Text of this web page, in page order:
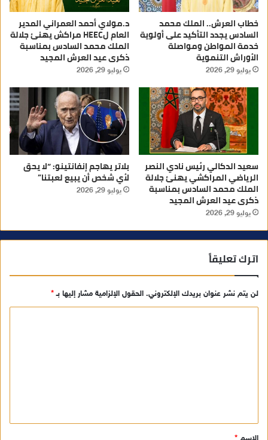
خطاب العرش.. الملك محمد
السادس يجدد التأكيد على أولوية
خدمة المواطن ومواصلة
الأوراش التنموية
يوليو 29, 2026
د.مولاي أحمد العمراني المدير
العام لHEEC مراكش يهنئ جلالة
الملك محمد السادس بمناسبة
ذكرى عيد العرش المجيد
يوليو 29, 2026
سعيد الدكالي رئيس نادي النصر
الرياضي المراكشي يهنئ جلالة
الملك محمد السادس بمناسبة
ذكرى عيد العرش المجيد
يوليو 29, 2026
بلاتر يهاجم إنفانتينو: “لا يحق
لأي شخص أن يبيع لعبتنا”
يوليو 29, 2026
اترك تعليقاً
لن يتم نشر عنوان بريدك الإلكتروني. الحقول الإلزامية مشار إليها بـ*
ق